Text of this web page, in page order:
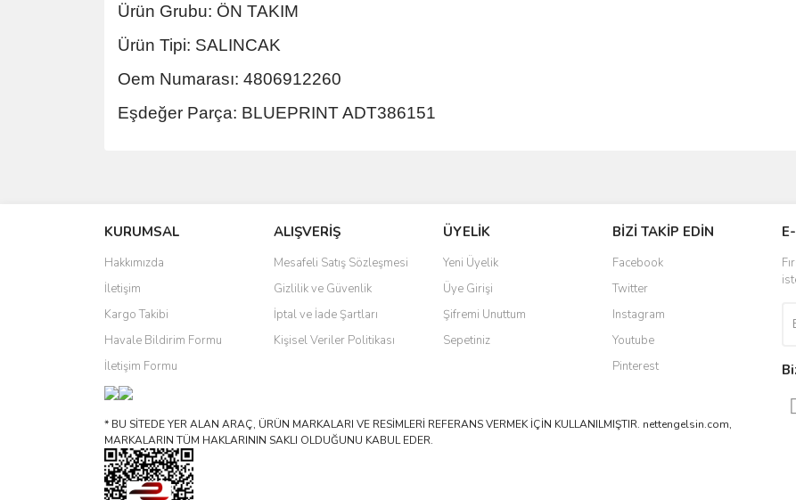
Ürün Grubu: ÖN TAKIM
Ürün Tipi: SALINCAK
Oem Numarası: 4806912260
Eşdeğer Parça: BLUEPRINT ADT386151
Ürün resmi kalitesiz, bozuk veya görüntülenemiyor.
Ürün açıklamasında eksik bilgiler bulunuyor.
Ürün bilgilerinde hatalar bulunuyor.
Ürün fiyatı diğer sitelerden daha pahalı.
Bu ürüne benzer farklı alternatifler olmalı.
KURUMSAL
Hakkımızda
İletişim
Kargo Takibi
Havale Bildirim Formu
İletişim Formu
ALIŞVERİŞ
Mesafeli Satış Sözleşmesi
Gizlilik ve Güvenlik
İptal ve İade Şartları
Kişisel Veriler Politikası
ÜYELİK
Yeni Üyelik
Üye Girişi
Şifremi Unuttum
Sepetiniz
BİZİ TAKİP EDİN
Facebook
Twitter
Instagram
Youtube
Pinterest
* BU SİTEDE YER ALAN ARAÇ, ÜRÜN MARKALARI VE RESİMLERİ REFERANS VERMEK İÇİN KULLANILMIŞTIR. nettengelsin.com,
MARKALARIN TÜM HAKLARININ SAKLI OLDUĞUNU KABUL EDER.